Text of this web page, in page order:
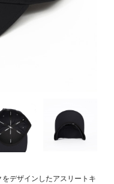
デザインしたアスリートキ